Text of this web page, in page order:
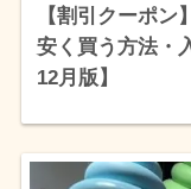
【割引クーポ
安く買う方法・
12月版】